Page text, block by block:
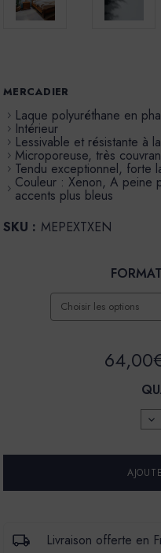
MERCADIER
Laque polyuréthane en
Intérieur
Lessivable et résistante à
Microporeuse, très
Tendu exceptionnel, forte
Couleur : Xenon, A peine
accents plus bleus
SKU : MEPEXTXEN
LA
-
Livraison offerte en